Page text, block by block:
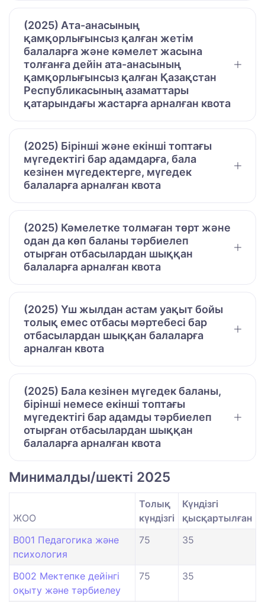
(2025) Ата-анасының
қамқорлығынсыз қалған жетім
балаларға және кәмелет жасына
толғанға дейін ата-анасының
қамқорлығынсыз қалған Қазақстан
Республикасының азаматтары
қатарындағы жастарға арналған квота
(2025) Бірінші және екінші топтағы
мүгедектігі бар адамдарға, бала
кезінен мүгедектерге, мүгедек
балаларға арналған квота
(2025) Кәмелетке толмаған төрт және
одан да көп баланы тәрбиелеп
отырған отбасылардан шыққан
балаларға арналған квота
(2025) Үш жылдан астам уақыт бойы
толық емес отбасы мәртебесі бар
отбасылардан шыққан балаларға
арналған квота
(2025) Бала кезінен мүгедек баланы,
бірінші немесе екінші топтағы
мүгедектігі бар адамды тәрбиелеп
отырған отбасылардан шыққан
балаларға арналған квота
Минималды/шекті 2025
ЖОО
Толық
күндізгі
Күндізгі
қысқартылған
B001 Педагогика және
психология
75 35
B002 Мектепке дейінгі
оқыту және тәрбиелеу
75 35